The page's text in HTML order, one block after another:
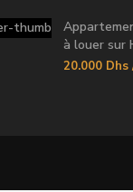
à louer sur
20.000 Dhs